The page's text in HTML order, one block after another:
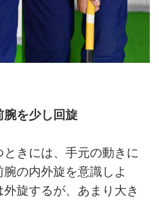
腕を少し回旋
きには、手元の動きに
の内外旋を意識しよ
旋するが、あまり大き